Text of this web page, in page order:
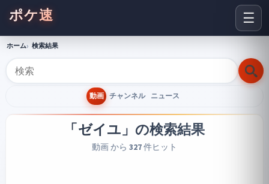
☰
ポケ速
ホーム 検索結果
動画 チャンネル ニュース
「ゼイユ」 の検索結果
動画 から 327件ヒット